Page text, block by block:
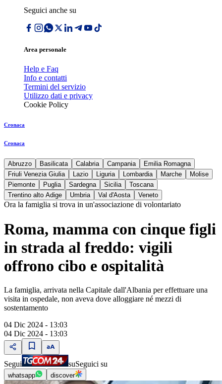
Seguici anche su
Area personale
Help e Faq
Info e contatti
Termini del servizio
Utilizzo dati e privacy
Cookie Policy
Cronaca
Cronaca
Abruzzo Basilicata Calabria Campania
Emilia Romagna
Friuli Venezia Giulia
Lazio Liguria Lombardia Marche
Molise
Piemonte
Puglia Sardegna Sicilia
Toscana
Trentino alto Adige
Umbria Val d'Aosta Veneto
Ora la famiglia si trova in un'associazione di volontariato
Roma, mamma con cinque figli
in strada al freddo: vigili
offrono cibo e ospitalità
La famiglia, arrivata nella Capitale dall'Albania per effettuare una
visita in ospedale, non aveva dove alloggiare né mezzi di
sostentamento
04 Dic 2024 - 13:03
04 Dic 2024 - 13:03
Segui suSeguici su
whatsapp discover